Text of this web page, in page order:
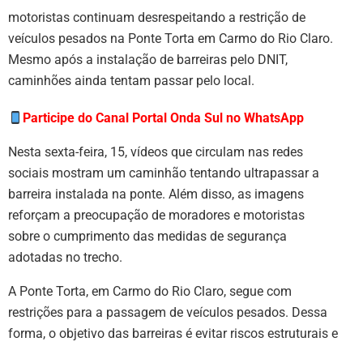
motoristas continuam desrespeitando a restrição de
veículos pesados na Ponte Torta em Carmo do Rio Claro.
Mesmo após a instalação de barreiras pelo DNIT,
caminhões ainda tentam passar pelo local.
Participe do Canal Portal Onda Sul no WhatsApp
Nesta sexta-feira, 15, vídeos que circulam nas redes
sociais mostram um caminhão tentando ultrapassar a
barreira instalada na ponte. Além disso, as imagens
reforçam a preocupação de moradores e motoristas
sobre o cumprimento das medidas de segurança
adotadas no trecho.
A Ponte Torta, em Carmo do Rio Claro, segue com
restrições para a passagem de veículos pesados. Dessa
forma, o objetivo das barreiras é evitar riscos estruturais e